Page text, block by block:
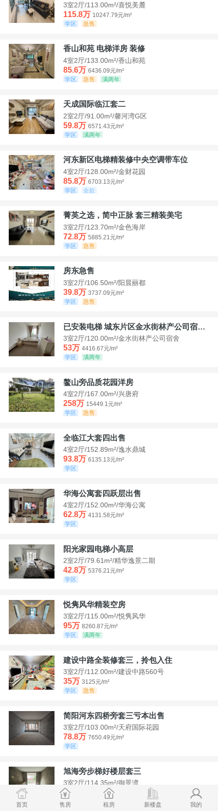
3室2厅/113.00m²/喜悦美麓
115.8万 10247.79元/m²
学区
急售
香山和苑 电梯洋房 装修
4室2厅/133.00m²/香山和苑
85.6万 6436.09元/m²
学区
急售 满两年
天成国际临江套二
2室2厅/91.00m²/馨河湾G区
59.8万 6571.43元/m²
学区
满两年
河东新区电梯精装修中央空调带车位
4室2厅/128.00m²/金财花园
85.8万 6703.13元/m²
学区
全款
菁英之选，简中正脉 套三精装美宅
3室2厅/123.70m²/金色海岸
72.8万 5885.21元/m²
学区
急售
房东急售
3室2厅/106.50m²/阳晨丽都
39.8万 3737.09元/m²
学区
急售
已安装电梯 城东片区金水街林产公司宿舍套三可看江景
3室2厅/120.00m²/金水街林产公司宿舍
53万 4416.67元/m²
学区
满两年
鳌山旁品质花园洋房
4室2厅/167.00m²/兴唐府
258万 15449.1元/m²
学区
急售
全临江大套四出售
4室2厅/152.89m²/逸水鼎城
93.8万 6135.13元/m²
学区
华海公寓套四跃层出售
4室2厅/152.00m²/华海公寓
62.8万 4131.58元/m²
学区
阳光家园电梯小高层
2室2厅/79.61m²/精华逸景二期
42.8万 5376.21元/m²
学区
悦隽风华精装空房
3室2厅/115.00m²/悦隽风华
95万 8260.87元/m²
学区
满两年
建设中路全装修套三，拎包入住
3室2厅/112.00m²/建设中路560号
35万 3125元/m²
学区
急售
简阳河东四桥旁套三亏本出售
3室2厅/103.00m²/天府国际花园
78.8万 7650.49元/m²
学区
旭海旁步梯好楼层套三
3室2厅/114.35m²/御景湾
52万
4547.44元/m²
学区
首页 售房 租房 新楼盘 我的